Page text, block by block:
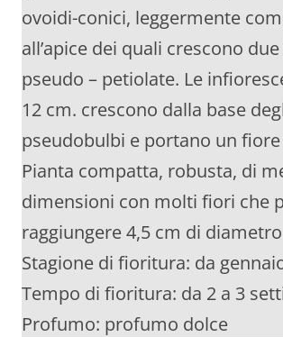
ovoidi-conici, leggermente
all’apice dei quali crescono
pseudo – petiolate. Le
12 cm. crescono dalla base
pseudobulbi e portano un
Pianta compatta, robusta, di
dimensioni con molti fiori che
raggiungere 4,5 cm di
Stagione di fioritura: da
Tempo di fioritura: da 2 a 3
Profumo: profumo dolce